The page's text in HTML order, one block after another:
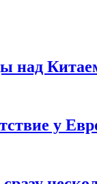
над
у